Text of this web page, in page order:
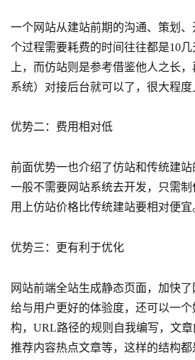
一个网站从建站前期的沟通、策划
个过程需要耗费的时间往往都是10
上，而仿站则是参考借鉴他人之长
系统）对接后台就可以了，很大程度
优势二：费用相对低
前面优势一也介绍了仿站和传统建
一般不需要网站系统去开发，只需
用上仿站价格比传统建站要相对便宜
优势三：更有利于优化
网站前端全站生成静态页面，加快
给与用户更好的体验度，还可以一
构，URL路径的规则自我编写，文章
推荐内容热点文章等，这样的结构都